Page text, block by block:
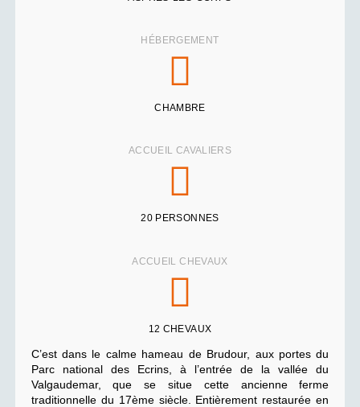
HÉBERGEMENT
CHAMBRE
ACCUEIL CAVALIERS
20 PERSONNES
ACCUEIL CHEVAUX
12 CHEVAUX
C’est dans le calme hameau de Brudour, aux portes du
Parc national des Ecrins, à l’entrée de la vallée du
Valgaudemar, que se situe cette ancienne ferme
traditionnelle du 17ème siècle. Entièrement restaurée en